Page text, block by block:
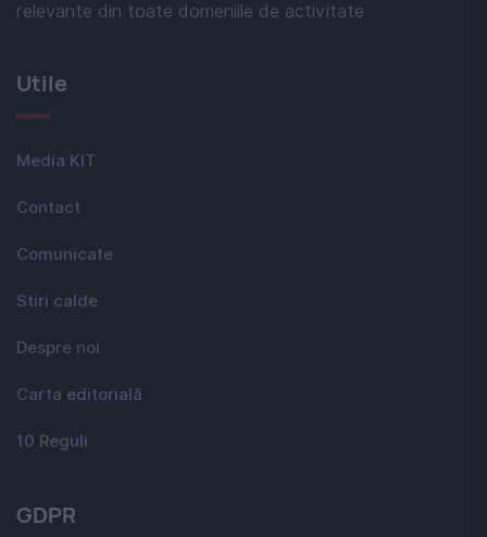
relevante din toate domeniile de activitate
Utile
Media KIT
Contact
Comunicate
Stiri calde
Despre noi
Carta editorială
10 Reguli
GDPR